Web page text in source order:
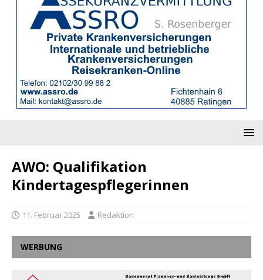
AWO: Qualifikation
Kindertagespflegerinnen
11. Februar 2025 Redaktion
WERBUNG